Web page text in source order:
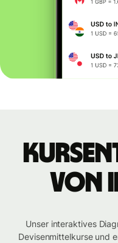
von
Unser interaktives
Devisenmittelkurse und